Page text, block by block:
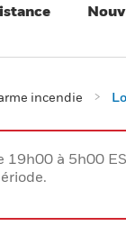
incendie
à 5h00